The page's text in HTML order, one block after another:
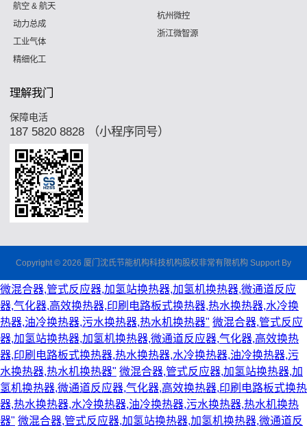
航空 & 航天
动力总成
工业气体
精细化工
杭州微控
浙江微智源
理解我门
保障电活
187 5820 8828 （小程序同号）
Copyright © 2026 厦门沈氏节能机构科技机构股权非常有限机构 Support By
微混合器,管式反应器,加氢站换热器,加氢机换热器,微通道反应
器,气化器,高效换热器,印刷电路板式换热器,热水换热器,水冷换
热器,油冷换热器,污水换热器,热水机换热器" 微混合器,管式反应
器,加氢站换热器,加氢机换热器,微通道反应器,气化器,高效换热
器,印刷电路板式换热器,热水换热器,水冷换热器,油冷换热器,污
水换热器,热水机换热器" 微混合器,管式反应器,加氢站换热器,加
氢机换热器,微通道反应器,气化器,高效换热器,印刷电路板式换热
器,热水换热器,水冷换热器,油冷换热器,污水换热器,热水机换热
器" 微混合器,管式反应器,加氢站换热器,加氢机换热器,微通道反